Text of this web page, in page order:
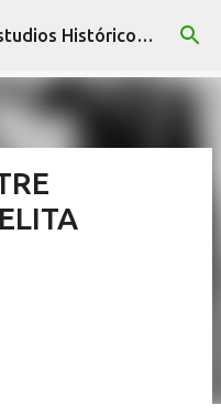
Sociedad Colimense de Estudios Históricos A. C.